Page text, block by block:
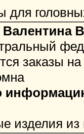
для
заказы на
изделия из